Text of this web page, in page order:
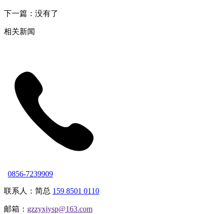
下一篇：没有了
相关新闻
0856-7239909
联系人：简总 159 8501 0110
邮箱： gzzyxjysp@163.com